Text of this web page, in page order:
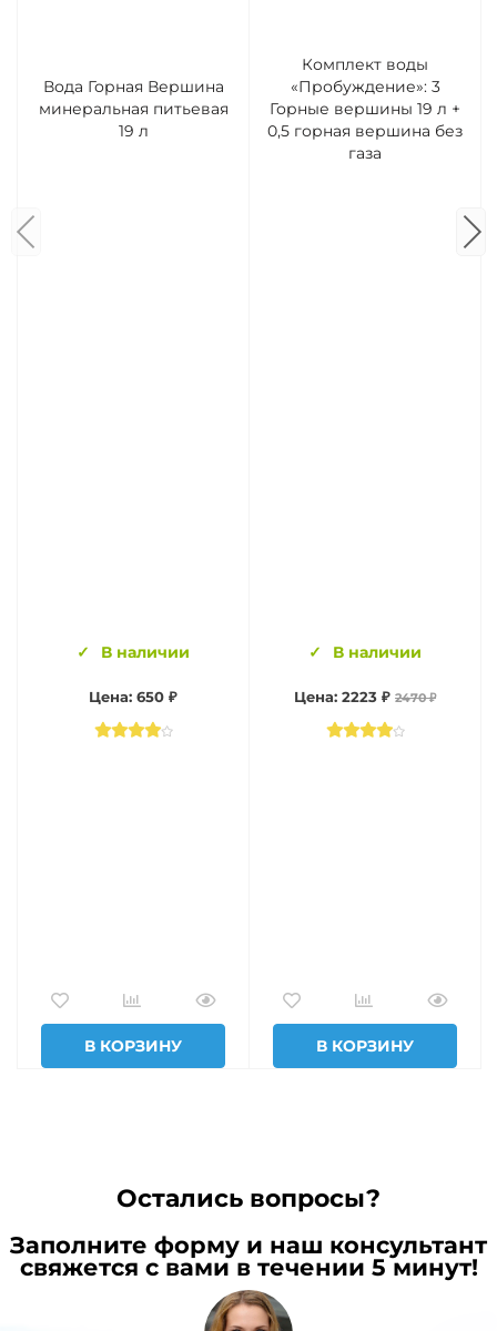
Вода Горная Вершина
минеральная питьевая
19 л
В наличии
Цена: 650 ₽
В КОРЗИНУ
Комплект воды
«Пробуждение»: 3
Горные вершины 19 л +
0,5 горная вершина без
газа
В наличии
Цена: 2223 ₽ 2470 ₽
В КОРЗИНУ
Остались вопросы?
Заполните форму и наш консультант
свяжется с вами в течении 5 минут!